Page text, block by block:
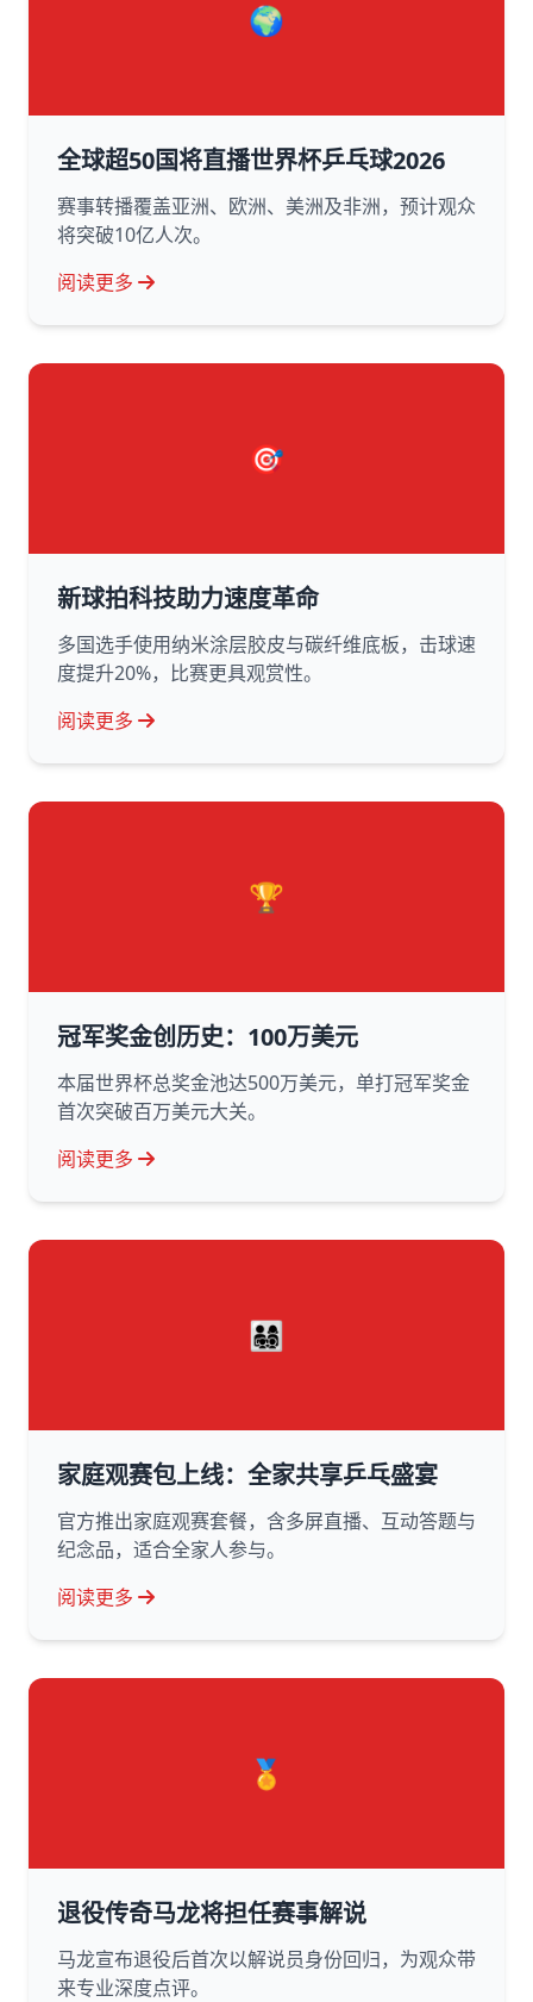
🌍
全球超50国将直播世界杯乒乓球2026
赛事转播覆盖亚洲、欧洲、美洲及非洲，预计观众
将突破10亿人次。
阅读更多
🎯
新球拍科技助力速度革命
多国选手使用纳米涂层胶皮与碳纤维底板，击球速
度提升20%，比赛更具观赏性。
阅读更多
🏆
冠军奖金创历史：100万美元
本届世界杯总奖金池达500万美元，单打冠军奖金
首次突破百万美元大关。
阅读更多
👨‍👩‍👧‍👦
家庭观赛包上线：全家共享乒乓盛宴
官方推出家庭观赛套餐，含多屏直播、互动答题与
纪念品，适合全家人参与。
阅读更多
🏅
退役传奇马龙将担任赛事解说
马龙宣布退役后首次以解说员身份回归，为观众带
来专业深度点评。